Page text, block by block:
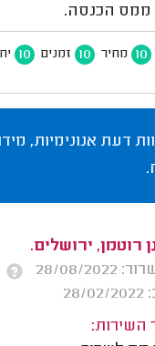
ממס הכנסה.
10 מחיר 10 זמנים 10
דעת אנונימיות,
רוטמן, ירושלים.
28/08/2022
השירות: